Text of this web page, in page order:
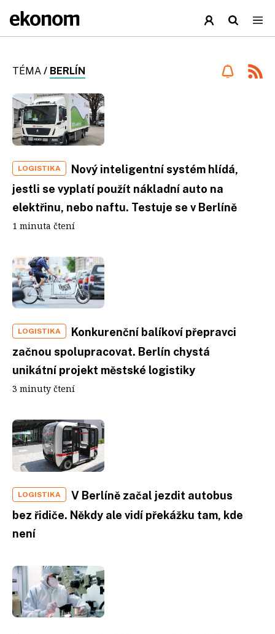
TÉMA / BERLÍN
LOGISTIKA
Nový inteligentní systém hlídá,
jestli se vyplatí použít nákladní auto na
elektřinu, nebo naftu. Testuje se v Berlíně
1 minuta čtení
LOGISTIKA
Konkurenční balíkoví přepravci
začnou spolupracovat. Berlín chystá
unikátní projekt městské logistiky
3 minuty čtení
LOGISTIKA
V Berlíně začal jezdit autobus
bez řidiče. Někdy ale vidí překážku tam, kde
není